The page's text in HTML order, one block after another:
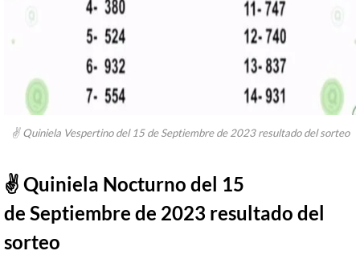
✌ Quiniela Vespertino del 15 de Septiembre de 2023 resultado del sorteo
✌ Quiniela Nocturno del 15
de Septiembre de 2023 resultado del
sorteo